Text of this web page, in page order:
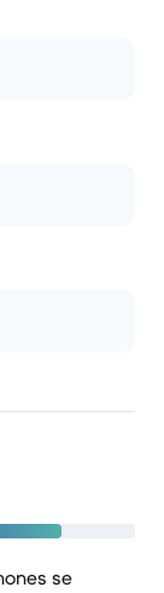
se